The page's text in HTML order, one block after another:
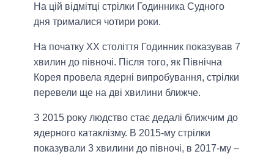
На цій відмітці стрілки Годинника Судного
дня трималися чотири роки.
На початку ХХ століття Годинник показував 7
хвилин до півночі. Після того, як Північна
Корея провела ядерні випробування, стрілки
перевели ще на дві хвилини ближче.
З 2015 року людство стає дедалі ближчим до
ядерного катаклізму. В 2015-му стрілки
показували 3 хвилини до півночі, в 2017-му –